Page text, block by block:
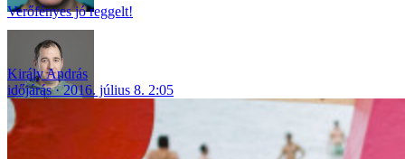
Verőfényes jó reggelt!
Király András
időjárás
2016. július 8. 2:05